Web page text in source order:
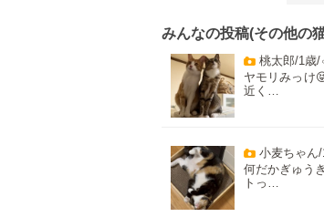
みんなの投稿(その他の
桃太郎/1歳/
ヤモリみっけ
近く…
小麦ちゃん
何だかぎゅう
トっ…